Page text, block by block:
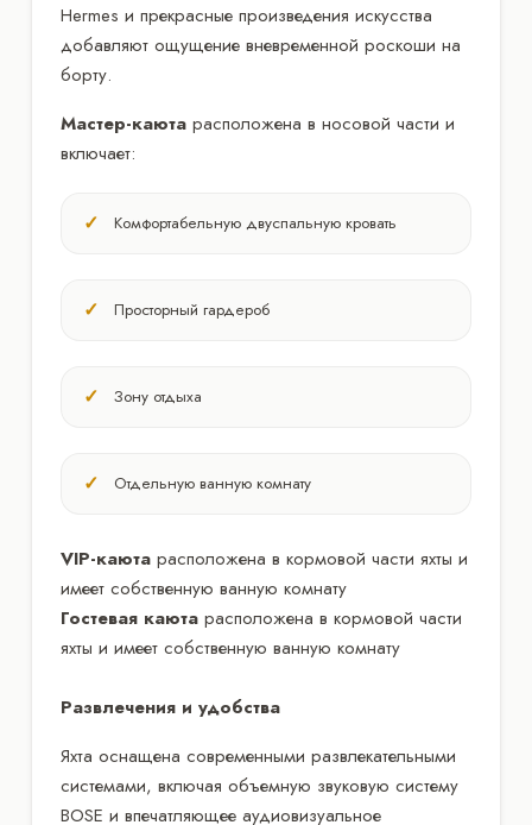
Hermes и прекрасные произведения искусства
добавляют ощущение вневременной роскоши на
борту.
Мастер-каюта расположена в носовой части и
включает:
Комфортабельную двуспальную кровать
Просторный гардероб
Зону отдыха
Отдельную ванную комнату
VIP-каюта расположена в кормовой части яхты и
имеет собственную ванную комнату
Гостевая каюта расположена в кормовой части
яхты и имеет собственную ванную комнату
Развлечения и удобства
Яхта оснащена современными развлекательными
системами, включая объемную звуковую систему
BOSE и впечатляющее аудиовизуальное